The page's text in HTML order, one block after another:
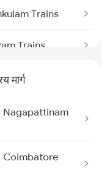
Trains
Trains
Trains
Trains
Trains
मार्ग
Nagapattinam
Coimbatore